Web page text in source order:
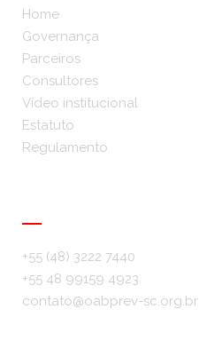
Home
Governança
Parceiros
Consultores
Vídeo institucional
Estatuto
Regulamento
+55 (48) 3222 7440
+55 48 99159 4923
contato@oabprev-sc.org.br